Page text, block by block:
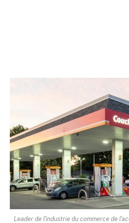
Leader de l'industrie du commerce de